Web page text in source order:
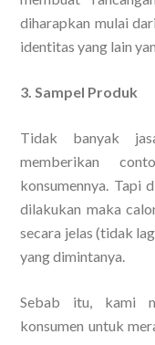
diharapkan mulai
identitas yang lain
3. Sampel Produk
Tidak banyak
memberikan
konsumennya. Tapi
dilakukan maka
secara jelas (tidak
yang dimintanya.
Sebab itu, kami
konsumen untuk